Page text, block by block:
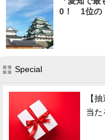
0！ 1位の
Special
【
当た